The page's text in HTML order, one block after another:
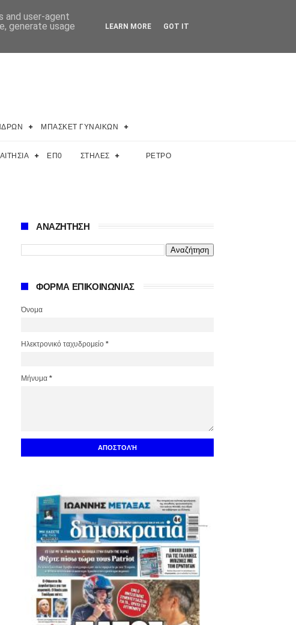
ΜΠΑΣΚΕΤ ΓΥΝΑΙΚΩΝ
ΕΠ0 ΣΤΗΛΕΣ ΡΕΤΡΟ
ΑΝΑΖΗΤΗΣΗ
ΦΟΡΜΑ ΕΠΙΚΟΙΝΩΝΙΑΣ
Όνομα
Ηλεκτρονικό ταχυδρομείο *
Μήνυμα *
and user-agent
generate usage
LEARN MORE GOT IT